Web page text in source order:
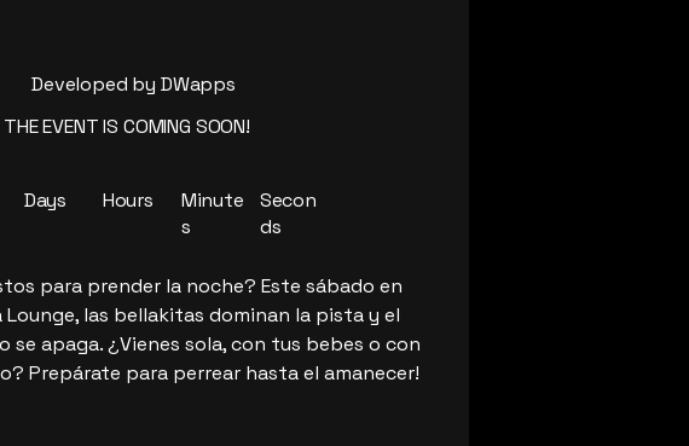
Secon
ds
Minute
s
Hours
Days
THE EVENT IS COMING SOON!
Developed by DWapps
para prender la noche? Este sábado en
Lounge, las bellakitas dominan la pista y el
se apaga. ¿Vienes sola, con tus bebes o con
Prepárate para perrear hasta el amanecer!